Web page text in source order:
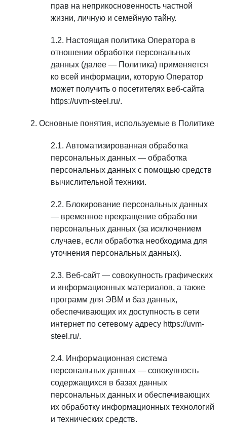
прав на неприкосновенность частной
жизни, личную и семейную тайну.
Настоящая политика Оператора в
отношении обработки персональных
данных (далее — Политика) применяется
ко всей информации, которую Оператор
может получить о посетителях веб-сайта
https://uvm-steel.ru/.
Основные понятия, используемые в Политике
Автоматизированная обработка
персональных данных — обработка
персональных данных с помощью средств
вычислительной техники.
Блокирование персональных данных
— временное прекращение обработки
персональных данных (за исключением
случаев, если обработка необходима для
уточнения персональных данных).
Веб-сайт — совокупность графических
и информационных материалов, а также
программ для ЭВМ и баз данных,
обеспечивающих их доступность в сети
интернет по сетевому адресу https://uvm-
steel.ru/.
Информационная система
персональных данных — совокупность
содержащихся в базах данных
персональных данных и обеспечивающих
их обработку информационных технологий
и технических средств.